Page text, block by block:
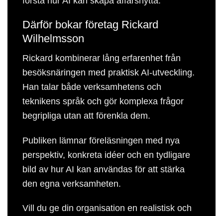
Därför bokar företag Rickard
Wilhelmsson
Rickard kombinerar lång erfarenhet från
besöksnäringen med praktisk AI-utveckling.
Han talar både verksamhetens och
teknikens språk och gör komplexa frågor
begripliga utan att förenkla dem.
Publiken lämnar föreläsningen med nya
perspektiv, konkreta idéer och en tydligare
bild av hur AI kan användas för att stärka
den egna verksamheten.
Vill du ge din organisation en realistisk och